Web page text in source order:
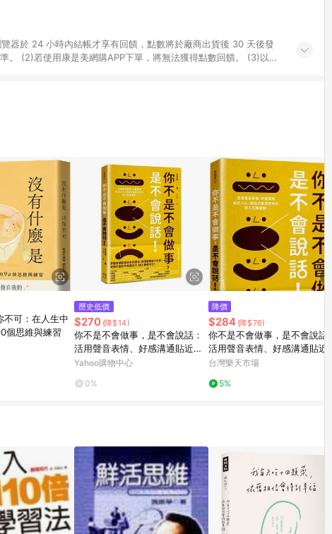
器於 24 小時內結帳才享有回饋，點數將於廠商出貨後 30 天後發
。 (2)若使用康是美網購APP下單，將無法獲得點數回饋。​ (3)以下
購物網站或APP中的「我的訂單」頁面查詢，請依LINE購物網站
不可：在人生中
個思維與練習
歷史低價
$270 (降$14)
你不是不會做事，是不會說話：
活用聲音表情、好感溝通貼近人
心，說話印象就是你的個人
Yahoo購物中心
0%
降價
$284 (降$76)
你不是不會做事，是不會說話：
活用聲音表情、好感溝通貼近人
心，說話印象就是你的個人品牌
台灣樂天市場
5%